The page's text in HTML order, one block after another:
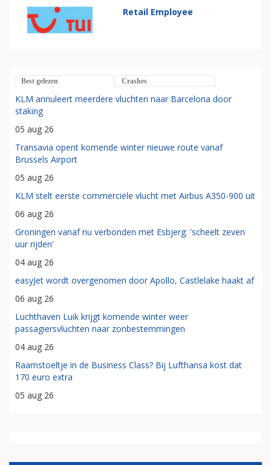
Retail Employee
Best gelezen Crashes
KLM annuleert meerdere vluchten naar Barcelona door
staking
05 aug 26
Transavia opent komende winter nieuwe route vanaf
Brussels Airport
05 aug 26
KLM stelt eerste commerciële vlucht met Airbus A350-900 uit
06 aug 26
Groningen vanaf nu verbonden met Esbjerg: 'scheelt zeven
uur rijden'
04 aug 26
easyJet wordt overgenomen door Apollo, Castlelake haakt af
06 aug 26
Luchthaven Luik krijgt komende winter weer
passagiersvluchten naar zonbestemmingen
04 aug 26
Raamstoeltje in de Business Class? Bij Lufthansa kost dat
170 euro extra
05 aug 26